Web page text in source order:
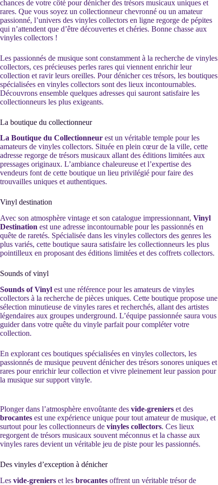
chances de votre côté pour dénicher des trésors musicaux uniques et
rares. Que vous soyez un collectionneur chevronné ou un amateur
passionné, l’univers des vinyles collectors en ligne regorge de pépites
qui n’attendent que d’être découvertes et chéries. Bonne chasse aux
vinyles collectors !
Les passionnés de musique sont constamment à la recherche de vinyles
collectors, ces précieuses perles rares qui viennent enrichir leur
collection et ravir leurs oreilles. Pour dénicher ces trésors, les boutiques
spécialisées en vinyles collectors sont des lieux incontournables.
Découvrons ensemble quelques adresses qui sauront satisfaire les
collectionneurs les plus exigeants.
La boutique du collectionneur
La Boutique du Collectionneur est un véritable temple pour les
amateurs de vinyles collectors. Située en plein cœur de la ville, cette
adresse regorge de trésors musicaux allant des éditions limitées aux
pressages originaux. L’ambiance chaleureuse et l’expertise des
vendeurs font de cette boutique un lieu privilégié pour faire des
trouvailles uniques et authentiques.
Vinyl destination
Avec son atmosphère vintage et son catalogue impressionnant, Vinyl
Destination est une adresse incontournable pour les passionnés en
quête de raretés. Spécialisée dans les vinyles collectors des genres les
plus variés, cette boutique saura satisfaire les collectionneurs les plus
pointilleux en proposant des éditions limitées et des coffrets collectors.
Sounds of vinyl
Sounds of Vinyl est une référence pour les amateurs de vinyles
collectors à la recherche de pièces uniques. Cette boutique propose une
sélection minutieuse de vinyles rares et recherchés, allant des artistes
légendaires aux groupes underground. L’équipe passionnée saura vous
guider dans votre quête du vinyle parfait pour compléter votre
collection.
En explorant ces boutiques spécialisées en vinyles collectors, les
passionnés de musique peuvent dénicher des trésors sonores uniques et
rares pour enrichir leur collection et vivre pleinement leur passion pour
la musique sur support vinyle.
Plonger dans l’atmosphère envoûtante des vide-greniers et des
brocantes est une expérience unique pour tout amateur de musique, et
surtout pour les collectionneurs de vinyles collectors. Ces lieux
regorgent de trésors musicaux souvent méconnus et la chasse aux
vinyles rares devient un véritable jeu de piste pour les passionnés.
Des vinyles d’exception à dénicher
Les vide-greniers et les brocantes offrent un véritable trésor de